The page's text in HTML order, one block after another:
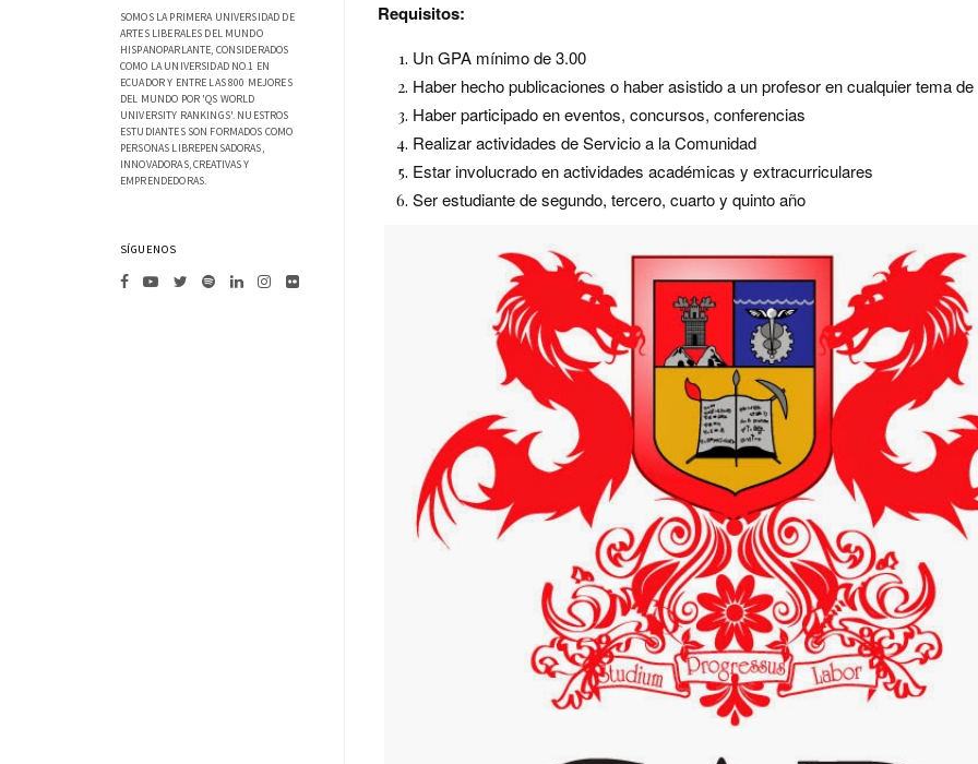
Requisitos:
Un GPA mínimo de 3.00
Haber hecho publicaciones o haber asistido a un profesor en cualquier tema
Haber participado en eventos, concursos, conferencias
Realizar actividades de Servicio a la Comunidad
Estar involucrado en actividades académicas y extracurriculares
Ser estudiante de segundo, tercero, cuarto y quinto año
SOMOS LA PRIMERA UNIVERSIDAD DE
ARTES LIBERALES DEL MUNDO
HISPANOPARLANTE, CONSIDERADOS
COMO LA UNIVERSIDAD NO.1 EN
ECUADOR Y ENTRE LAS 800 MEJORES
DEL MUNDO POR 'QS WORLD
UNIVERSITY RANKINGS'. NUESTROS
ESTUDIANTES SON FORMADOS COMO
PERSONAS LIBREPENSADORAS,
INNOVADORAS, CREATIVAS Y
EMPRENDEDORAS.
SÍGUENOS